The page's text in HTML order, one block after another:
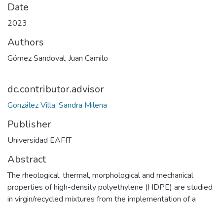
Date
2023
Authors
Gómez Sandoval, Juan Camilo
dc.contributor.advisor
González Villa, Sandra Milena
Publisher
Universidad EAFIT
Abstract
The rheological, thermal, morphological and mechanical
properties of high-density polyethylene (HDPE) are studied
in virgin/recycled mixtures from the implementation of a